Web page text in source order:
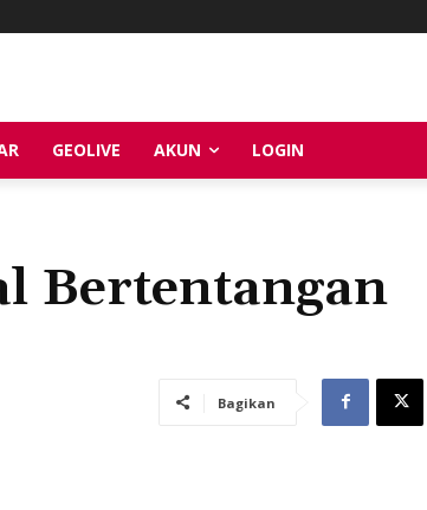
GEOLIVE AKUN LOGIN
Bertentangan
Bagikan